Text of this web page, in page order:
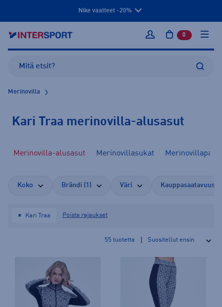
Nike vaatteet -20%
Kirjaudu sisään
0 tuotetta
Merinovilla
Kari Traa merinovilla-alusasut
Merinovilla-alusasut Merinovillasukat
Koko Brändi (1) Väri Kauppasaatavuus
✖ Kari Traa Poista rajaukset
55 tuotetta